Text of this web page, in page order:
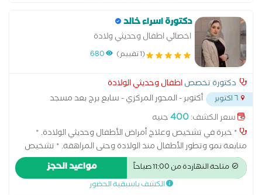
دكتورة اسراء خالد
اخصائي اطفال وحديثي ولادة
(1 تقييم) 680
دكتورة تخصصاطفال وحديثي الولادة
أكتوبر - المحور المركزي - سابع برج بعد مسجد
الحصري...
سعر الكشف:400جنيه
* خبرة في تشخيص وعلاج أمراض الأطفال وحديثي الولادة. *
متابعة نمو وتطور الأطفال منذ الولادة وحتى المراهقة. * تشخيص
وعلاج أمراض الجهاز التنفسي والجهاز الهضمي لدى الأطفال. *
متابعة وعلاج حالات الحساسية والربو عند الأطفال. * متابعة حديثي
الولادة ورعاية الأطفال المبتسرين. * تقييم النمو والتغذية وتقديم
متاحة النهاردة من 11:00 صباحاً مواعيد الحجز
الكشف باسبقية الحضور